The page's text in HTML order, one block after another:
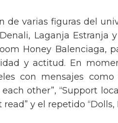
de varias figuras del
Laganja Estranja y
Honey Balenciaga,
y actitud. En
con mensajes como
other”, “Support
y el repetido “Dolls,